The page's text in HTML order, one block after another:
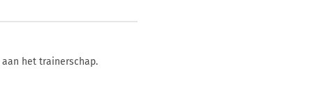
het trainerschap.